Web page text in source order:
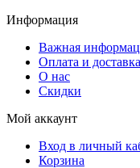
Информация
Важная
Оплата и доставка
О нас
Скидки
Мой аккаунт
Вход в личный
Корзина